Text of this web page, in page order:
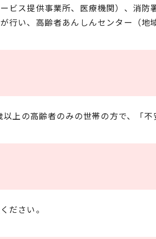
ビス提供事業所、医療機関）、消防
行い、高齢者あんしんセンター（地
上の高齢者のみの世帯の方で、「
ださい。